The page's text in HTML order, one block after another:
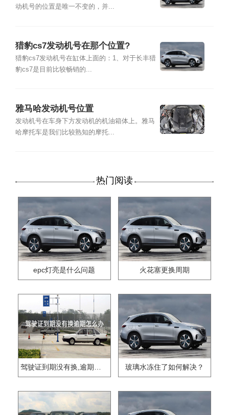
动机号的位置是唯一不变的，并...
猎豹cs7发动机号在那个位置?
猎豹cs7发动机号在缸体上面的：1、对于长丰猎
豹cs7是目前比较畅销的...
雅马哈发动机号位置
发动机号在车身下方发动机的机油箱体上。雅马
哈摩托车是我们比较熟知的摩托...
热门阅读
epc灯亮是什么问题 火花塞更换周期
驾驶证到期没有换,逾期怎么办?? 玻璃水冻住了如何解决？